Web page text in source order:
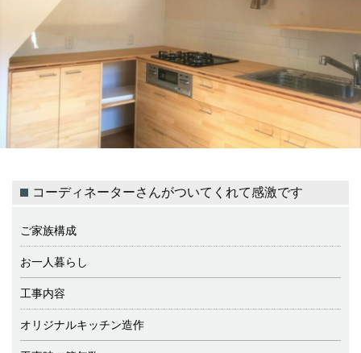
コーディネーターさんがついてくれて感激です
ご家族構成
お一人暮らし
工事内容
オリジナルキッチン造作